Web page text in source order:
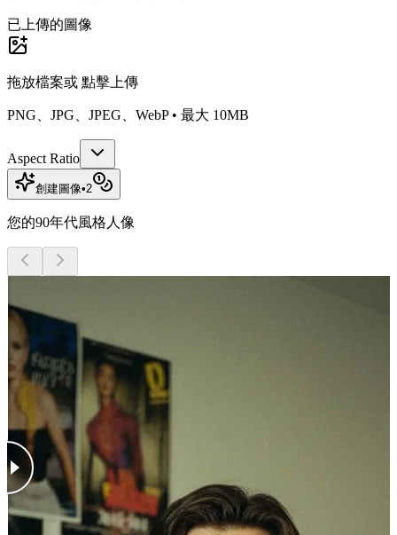
已上傳的圖像
拖放檔案或 點擊上傳
PNG、JPG、JPEG、WebP • 最大 10MB
Aspect Ratio
創建圖像•2
您的90年代風格人像